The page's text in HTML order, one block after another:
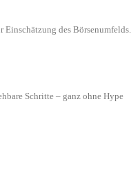
des Börsenumfelds.
Schritte – ganz ohne Hype